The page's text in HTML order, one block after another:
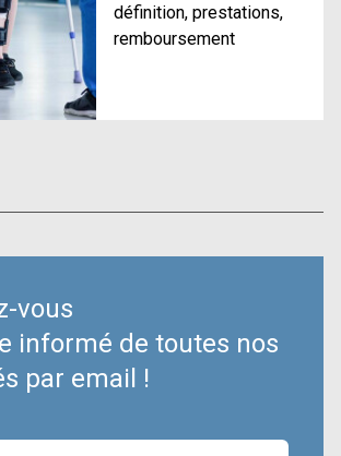
définition, prestations,
remboursement
vous
informé de toutes nos
par email !